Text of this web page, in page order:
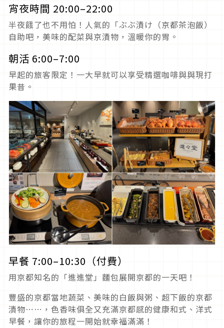
宵夜時間 20:00–22:00
半夜餓了也不用怕！人氣的「ぶぶ漬け（京都茶泡飯）
自助吧，美味的配菜與京漬物，溫暖你的胃。
朝活 6:00–7:00
早起的旅客限定！一大早就可以享受精選咖啡與與現打
果昔。
早餐 7:00–10:30（付費）
用京都知名的「進進堂」麵包展開京都的一天吧！
豐盛的京都當地蔬菜、美味的白飯與粥、超下飯的京都
漬物⋯⋯，色香味俱全又充滿京都感的健康和式、洋式
早餐，讓你的旅程一開始就幸福滿滿！